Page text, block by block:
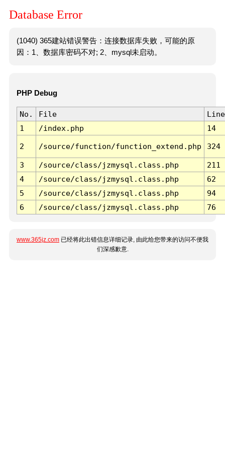
Database Error
(1040) 365建站错误警告：连接数据库失败，可能的原
因：1、数据库密码不对; 2、mysql未启动。
PHP Debug
No. File
Line
1
/index.php 14
2 /source/function/function_extend.php 324
3 /source/class/jzmysql.class.php
211
4
/source/class/jzmysql.class.php
62
5
/source/class/jzmysql.class.php
94
6
/source/class/jzmysql.class.php 76
www.365jz.com 已经将此出错信息详细记录, 由此给您带来的访问不便我
们深感歉意.